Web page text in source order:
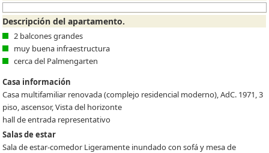
Descripción del apartamento.
2 balcones grandes
muy buena infraestructura
cerca del Palmengarten
Casa información
Casa multifamiliar renovada (complejo residencial moderno), AdC. 1971, 3
piso, ascensor, Vista del horizonte
hall de entrada representativo
Salas de estar
Sala de estar-comedor Ligeramente inundado con sofá y mesa de